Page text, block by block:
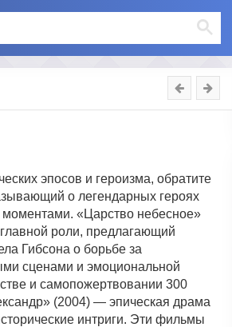
эпосов и героизма, обратите
о легендарных героях
«Царство небесное»
роли, предлагающий
Гибсона о борьбе за
сценами и эмоциональной
и самопожертвовании 300
(2004) — эпическая драма
интриги. Эти фильмы